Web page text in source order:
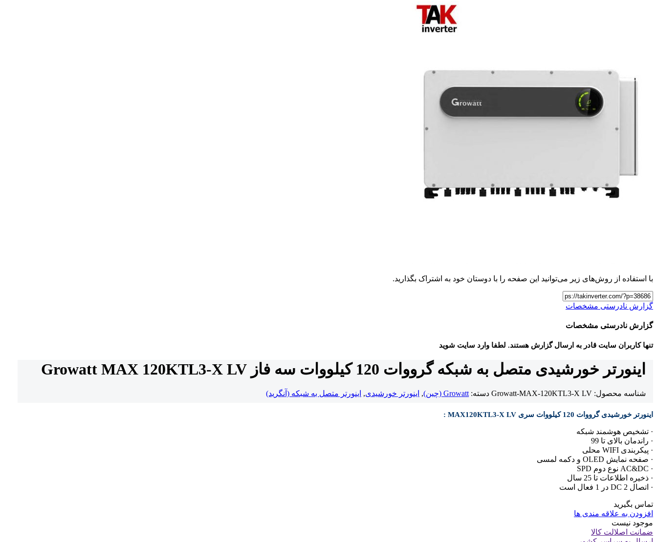
با استفاده از روش‌های زیر می‌توانید این صفحه را با دوستان خود به اشتراک بگذارید.
گزارش نادرستی مشخصات
گزارش نادرستی مشخصات
تنها کاربران سایت قادر به ارسال گزارش هستند. لطفا وارد سایت شوید
اینورتر خورشیدی متصل به شبکه گرووات 120 کیلووات سه فاز Growatt MAX 120KTL3-X LV
شناسه محصول: Growatt-MAX-120KTL3-X LV دسته:Growatt (چین) , اینورتر خورشیدی, اینورتر متصل به شبکه (آنگرید)
اینورتر خورشیدی گرووات 120 کیلووات سری MAX120KTL3-X LV
:
· تشخیص هوشمند شبکه
· راندمان بالای تا 99
· پیکربندی WIFI محلی
· صفحه نمایش OLED و دکمه لمسی
· AC&DC نوع دوم SPD
· ذخیره اطلاعات تا 25 سال
· اتصال DC 2 در 1 فعال است
تماس بگیرید
افزودن به علاقه مندی ها
موجود نیست
ضمانت اصلالت کالا